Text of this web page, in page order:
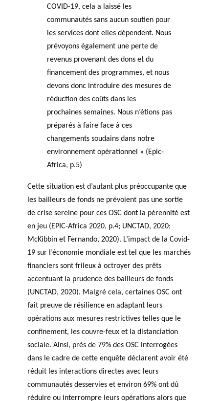
COVID-19, cela a laissé les
communautés sans aucun soutien pour
les services dont elles dépendent. Nous
prévoyons également une perte de
revenus provenant des dons et du
financement des programmes, et nous
devons donc introduire des mesures de
réduction des coûts dans les
prochaines semaines. Nous n’étions pas
préparés à faire face à ces
changements soudains dans notre
environnement opérationnel » (Epic-
Africa, p.5)
Cette situation est d’autant plus préoccupante que
les bailleurs de fonds ne prévoient pas une sortie
de crise sereine pour ces OSC dont la pérennité est
en jeu (EPIC-Africa 2020, p.4; UNCTAD, 2020;
McKibbin et Fernando, 2020). L’impact de la Covid-
19 sur l’économie mondiale est tel que les marchés
financiers sont frileux à octroyer des prêts
accentuant la prudence des bailleurs de fonds
(UNCTAD, 2020). Malgré cela, certaines OSC ont
fait preuve de résilience en adaptant leurs
opérations aux mesures restrictives telles que le
confinement, les couvre-feux et la distanciation
sociale. Ainsi, près de 79% des OSC interrogées
dans le cadre de cette enquête déclarent avoir été
réduit les interactions directes avec leurs
communautés desservies et environ 69% ont dû
réduire ou interrompre leurs opérations alors que